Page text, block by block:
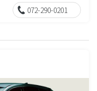
072-290-0201